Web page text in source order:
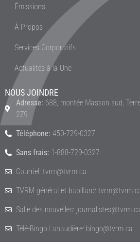
Émissions
À Propos
Services Corporatifs
Actualités à la Une
NOUS JOINDRE
Adresse: 688, montée Masson sud,
2Z9
Téléphone: 450-729-0327
Sans frais: 1-888-729-0327
Courriel: tvrm@tvrm.ca
TVRM général et babillard:
Salle des nouvelles: journalistes@tvrm.ca
Télé-Bingo Lanaudière: bingo@tvrm.ca